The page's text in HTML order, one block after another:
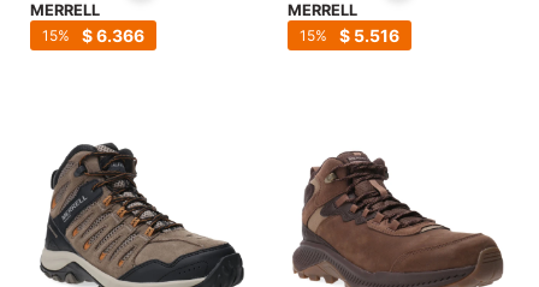
MERRELL
$6.366
15
MERRELL
$ 5.516
15